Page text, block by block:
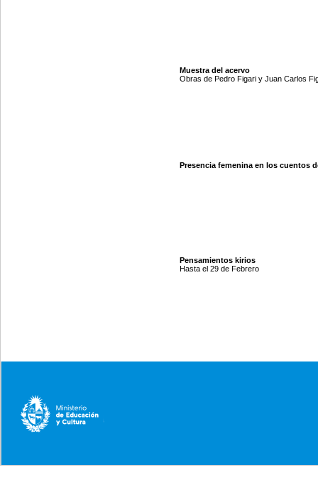
Muestra del acervo
Obras de Pedro Figari y Juan Carlos
Presencia femenina en los cuentos
Pensamientos kirios
Hasta el 29 de Febrero